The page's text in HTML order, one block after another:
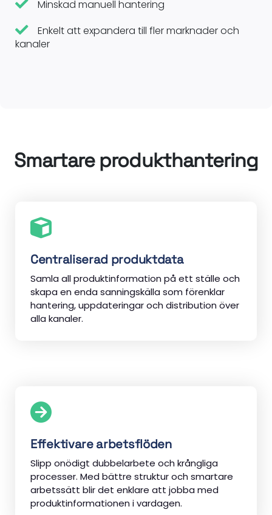
Minskad manuell hantering
Enkelt att expandera till fler marknader och
kanaler
Smartare produkthantering
Centraliserad produktdata
Samla all produktinformation på ett ställe och
skapa en enda sanningskälla som förenklar
hantering, uppdateringar och distribution över
alla kanaler.
Effektivare arbetsflöden
Slipp onödigt dubbelarbete och krångliga
processer. Med bättre struktur och smartare
arbetssätt blir det enklare att jobba med
produktinformationen i vardagen.